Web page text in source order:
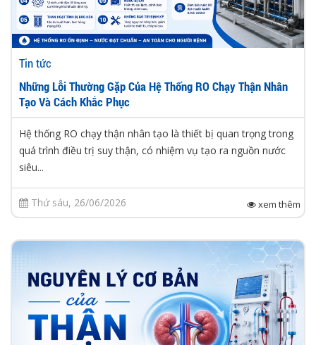
Tin tức
Những Lỗi Thường Gặp Của Hệ Thống RO Chạy Thận Nhân
Tạo Và Cách Khắc Phục
Hệ thống RO chạy thận nhân tạo là thiết bị quan trọng trong
quá trình điều trị suy thận, có nhiệm vụ tạo ra nguồn nước
siêu...
Thứ sáu, 26/06/2026 xem thêm